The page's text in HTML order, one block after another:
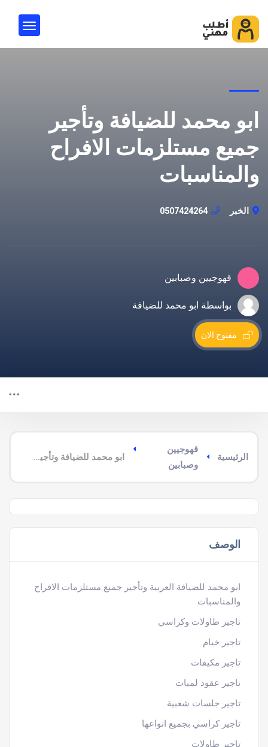
ابو محمد للضيافة وتأجير
جميع مستلزمات الافراح
والمناسبات
الخبر 0507424264
قهوجيين وصبابين
بواسطة ابو محمد للضيافة
مفتوح الان
الرئيسية
قهوجيين
وصبابين
ابو محمد للضيافة وتأجير جميع مستلزمات الافراح والمناسبات
الوصف
ابو محمد للضيافة العربية وتأجير جميع مستلزمات الافراح
والمناسبات
تاجير طاولات وكراسي
تاجير خيام
تاجير مكيفات
تاجير عقود لمبات
تاجير جلسات شعبية
تاجير كراسي بجميع انواعها
تاجير طاولات